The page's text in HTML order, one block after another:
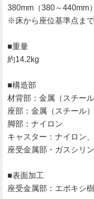
380mm（380～440mm）
※床から座位基準点ま
■重量
約14.2kg
■構造部
材背部：金属（スチー
座部：金属（スチール
脚部：ナイロン
キャスター：ナイロン
座受金属部・ガスシリ
■表面加工
座受金属部：エポキシ